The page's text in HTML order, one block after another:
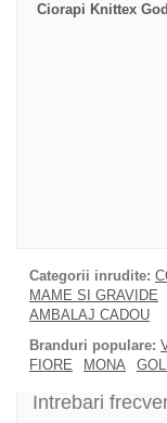
Ciorapi Knittex
Categorii inrudite:
MAME SI GRAVIDE
AMBALAJ CADOU
Branduri populare:
FIORE
MONA
Intrebari